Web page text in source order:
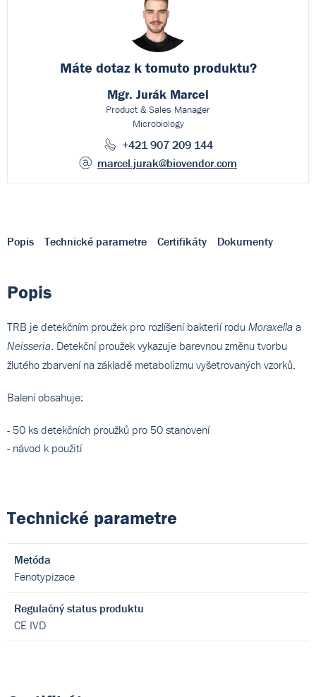
Máte dotaz k tomuto produktu?
Mgr. Jurák Marcel
Product & Sales Manager
Microbiology
+421 907 209 144
marcel.jurak@biovendor.com
Popis Technické parametre Certifikáty Dokumenty
Popis
TRB je detekčním proužek pro rozlíšení bakterií rodu Moraxella a
Neisseria. Detekční proužek vykazuje barevnou změnu tvorbu
žlutého zbarvení na základě metabolizmu vyšetrovaných vzorků.
Balení obsahuje:
- 50 ks detekčních proužků pro 50 stanovení
- návod k použití
Technické parametre
Metóda
Fenotypizace
Regulačný status produktu
CE IVD